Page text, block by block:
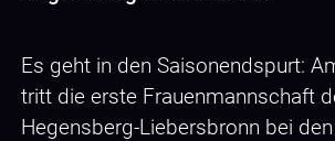
Es geht in den Saisonendspurt:
tritt die erste Frauenmannschaft
Hegensberg-Liebersbronn bei